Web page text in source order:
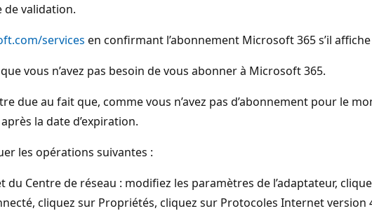
de validation.
services en confirmant l’abonnement Microsoft 365 s’il
vous n’avez pas besoin de vous abonner à Microsoft 365.
due au fait que, comme vous n’avez pas d’abonnement pour le
la date d’expiration.
les opérations suivantes :
Centre de réseau : modifiez les paramètres de l’adaptateur,
cliquez sur Propriétés, cliquez sur Protocoles Internet